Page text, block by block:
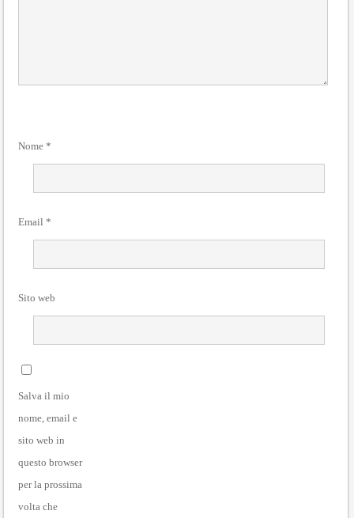
Nome *
Email *
Sito web
Salva il mio
nome, email e
sito web in
questo browser
per la prossima
volta che